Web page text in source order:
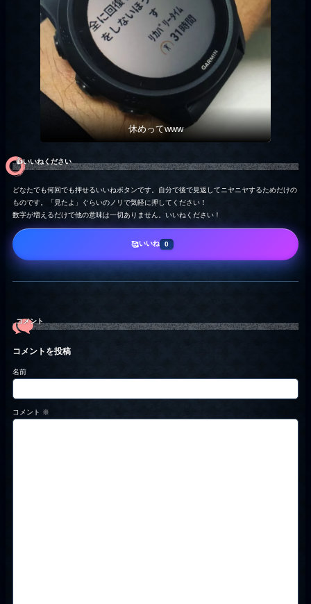
休めってwww
👍️いいねください
どなたでも何回でも押せるいいねボタンです。自分で後で見返してニヤニヤするためだけの
ものです。「見たよ」ぐらいのノリで気軽に押してください！
数字が増えるだけで他の意味は一切ありません。いいねください！
🥰いいね 0
コメント
コメントを投稿
名前
コメント ※